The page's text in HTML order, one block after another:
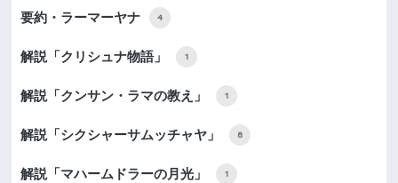
要約・ラーマーヤナ 4
解説「クリシュナ物語」 1
解説「クンサン・ラマの教え」 1
解説「シクシャーサムッチャヤ」 8
解説「マハームドラーの月光」 1